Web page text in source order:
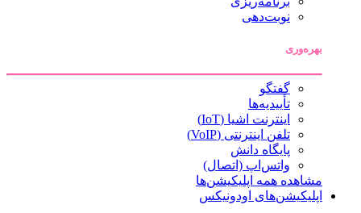
نوبت‌دهی
بهره‌وری
گفتگو
تأییدیه‌ها
اینترنت اشیا (IoT)
تلفن اینترنتی (VoIP)
پایگاه دانش
واتس‌اپ (اتصال)
مشاهده همه اپلیکیشن‌ها
اپلیکیشن‌های اودونیکس